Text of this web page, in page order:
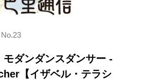
モダンダンスダンサー -
【イザベル・テラシ